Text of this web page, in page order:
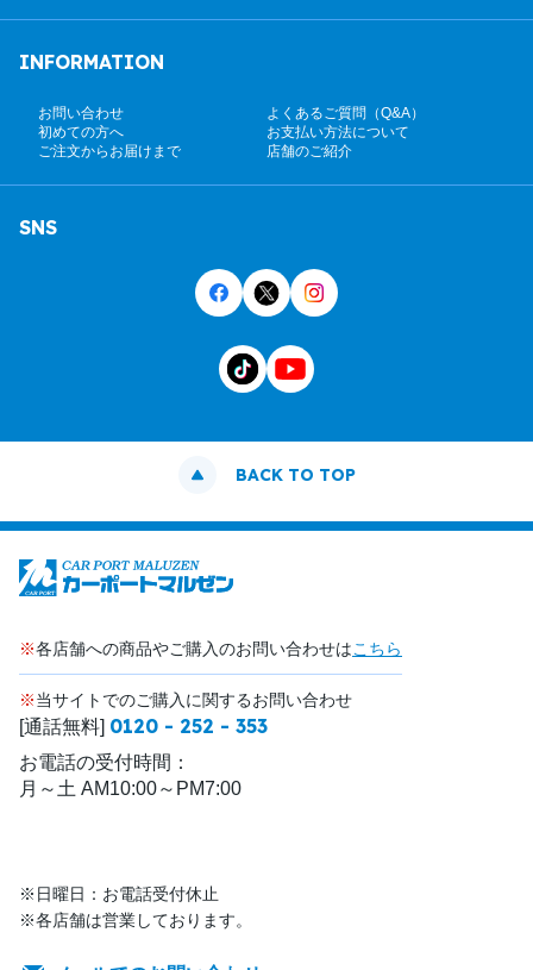
INFORMATION
お問い合わせ
よくあるご質問（Q&A）
初めての方へ
お支払い方法について
ご注文からお届けまで
店舗のご紹介
SNS
BACK TO TOP
※各店舗への商品やご購入のお問い合わせはこちら
※当サイトでのご購入に関するお問い合わせ
[通話無料] 0120 - 252 - 353
お電話の受付時間：
月～土 AM10:00～PM7:00
※日曜日：お電話受付休止
※各店舗は営業しております。